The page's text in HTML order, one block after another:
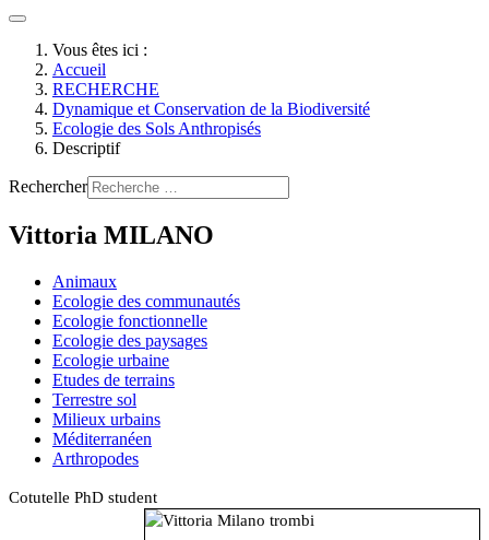
Vous êtes ici :
Accueil
RECHERCHE
Dynamique et Conservation de la Biodiversité
Ecologie des Sols Anthropisés
Descriptif
Rechercher
Vittoria MILANO
Animaux
Ecologie des communautés
Ecologie fonctionnelle
Ecologie des paysages
Ecologie urbaine
Etudes de terrains
Terrestre sol
Milieux urbains
Méditerranéen
Arthropodes
Cotutelle PhD student